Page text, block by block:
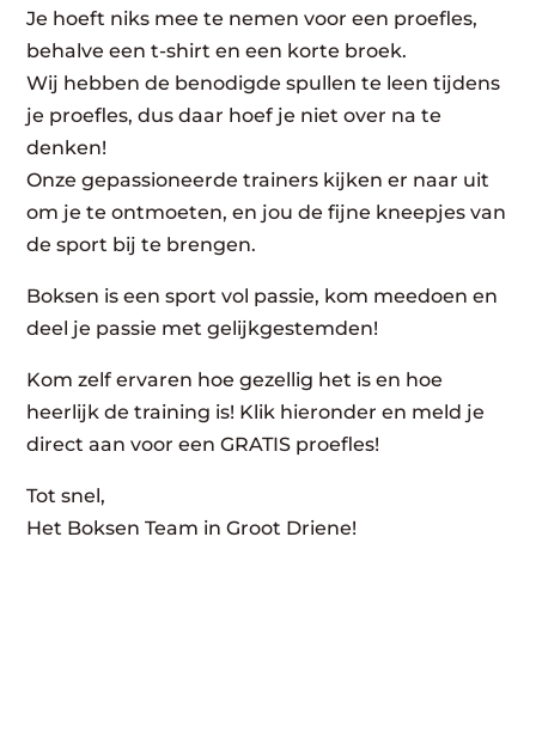
Je hoeft niks mee te nemen voor een proefles,
behalve een t-shirt en een korte broek.
Wij hebben de benodigde spullen te leen tijdens
je proefles, dus daar hoef je niet over na te
denken!
Onze gepassioneerde trainers kijken er naar uit
om je te ontmoeten, en jou de fijne kneepjes van
de sport bij te brengen.
Boksen is een sport vol passie, kom meedoen en
deel je passie met gelijkgestemden!
Kom zelf ervaren hoe gezellig het is en hoe
heerlijk de training is! Klik hieronder en meld je
direct aan voor een GRATIS proefles!
Tot snel,
Het Boksen Team in Groot Driene!